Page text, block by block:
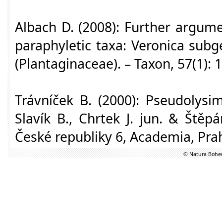
Albach D. (2008): Further
paraphyletic taxa: Veronica
(Plantaginaceae). – Taxon, 57(1):
Trávníček B. (2000):
Slavík B., Chrtek J. jun. &
České republiky 6, Academia,
© Natura